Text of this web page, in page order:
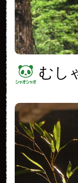
むし